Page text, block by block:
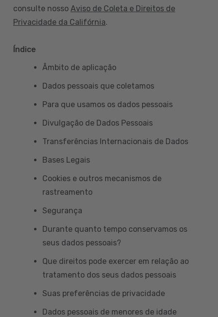
consulte nosso Aviso de Coleta e Direitos de
Privacidade da Califórnia.
Índice
Âmbito de aplicação
Dados pessoais que coletamos
Para que usamos os dados pessoais
Divulgação de Dados Pessoais
Transferências Internacionais de Dados
Bases Legais
Cookies e outros mecanismos de
rastreamento
Segurança
Durante quanto tempo conservamos os
seus dados pessoais?
Que direitos pode exercer em relação ao
tratamento dos seus dados pessoais
Suas preferências de privacidade
Dados pessoais de menores de idade